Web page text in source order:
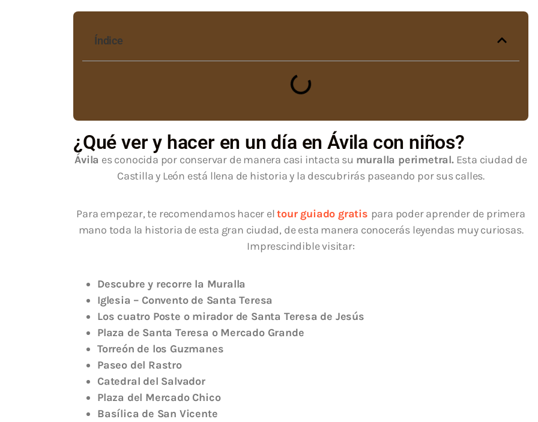
Índice
¿Qué ver y hacer en un día en Ávila con niños?
Ávila es conocida por conservar de manera casi intacta su muralla perimetral.Esta ciudad de
Castilla y León está llena de historia y la descubrirás paseando por sus calles.
Para empezar, te recomendamos hacer eltour guiado gratis para poder aprender de primera
mano toda la historia de esta gran ciudad, de esta manera conocerás leyendas muy curiosas.
Imprescindible visitar:
Descubre y recorre la Muralla
Iglesia – Convento de Santa Teresa
Los cuatro Poste o mirador de Santa Teresa de Jesús
Plaza de Santa Teresa o Mercado Grande
Torreón de los Guzmanes
Paseo del Rastro
Catedral del Salvador
Plaza del Mercado Chico
Basílica de San Vicente